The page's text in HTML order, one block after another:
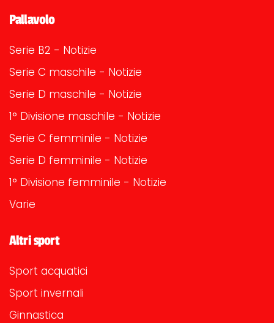
Pallavolo
Serie B2 - Notizie
Serie C maschile - Notizie
Serie D maschile - Notizie
1° Divisione maschile - Notizie
Serie C femminile - Notizie
Serie D femminile - Notizie
1° Divisione femminile - Notizie
Varie
Altri sport
Sport acquatici
Sport invernali
Ginnastica